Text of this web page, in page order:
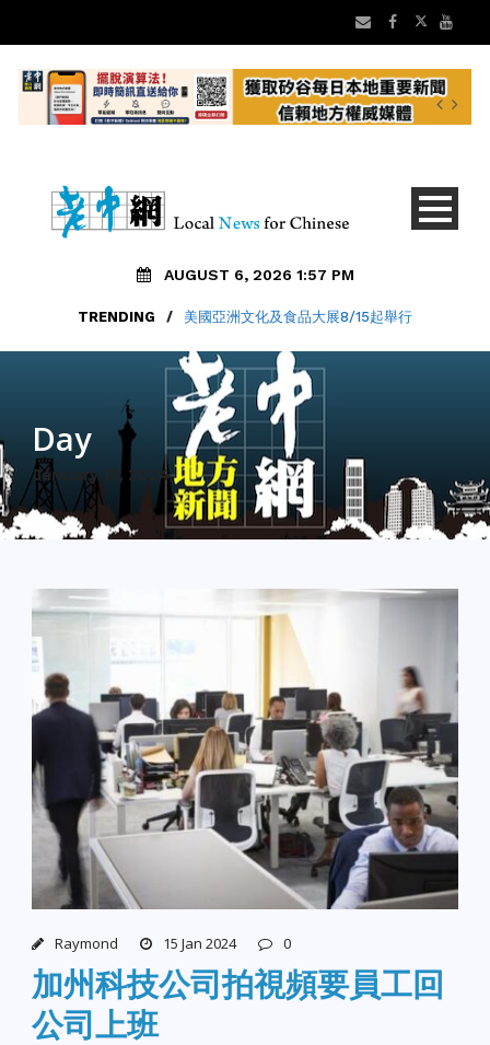
AUGUST 6, 2026 1:57 PM
TRENDING / 美國亞洲文化及食品大展8/15起舉行
Day
January 15, 2024
Raymond 15 Jan 2024 0
加州科技公司拍視頻要員工回
公司上班